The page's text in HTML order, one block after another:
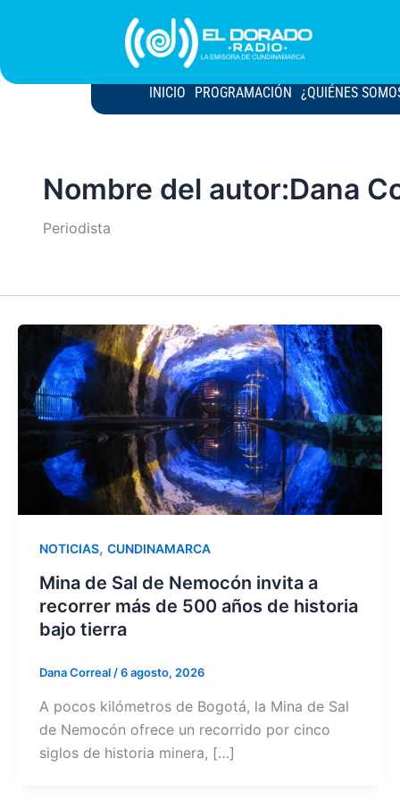
INICIO PROGRAMACIÓN ¿QUIÉNES
Nombre del autor:Dana
Periodista
NOTICIAS, CUNDINAMARCA
Mina de Sal de Nemocón invita a
recorrer más de 500 años de historia
bajo tierra
Dana Correal /6 agosto, 2026
A pocos kilómetros de Bogotá, la Mina de Sal
de Nemocón ofrece un recorrido por cinco
siglos de historia minera, […]